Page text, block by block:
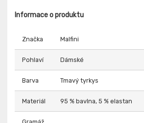
Informace o produktu
Značka Malfini
Pohlaví Dámské
Barva Tmavý tyrkys
Materiál 95 % bavlna, 5 % elastan